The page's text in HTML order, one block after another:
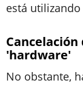
está
'hardware'
No obstante,